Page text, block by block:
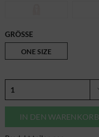
GRÖSSE
ONE SIZE
IN DEN WARENKORB